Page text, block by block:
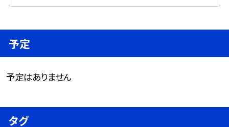
予定
予定はありません
タグ